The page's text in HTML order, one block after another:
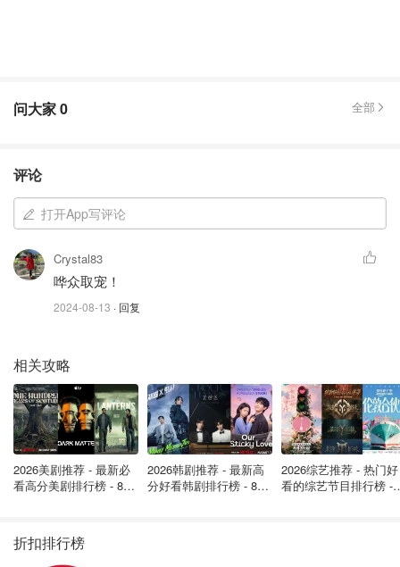
问大家0 全部
评论
打开App写评论
Crystal83
哗众取宠！
2024-08-13 · 回复
相关攻略
2026美剧推荐 - 最新必
看高分美剧排行榜 - 8月
2026韩剧推荐 - 最新高
分好看韩剧排行榜 - 8月
2026综艺推荐 - 热门好
看的综艺节目排行榜 -
折扣排行榜